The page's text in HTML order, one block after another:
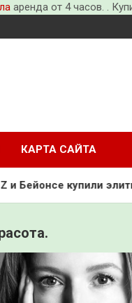
аренда от 4 часов. .
КАРТА САЙТА
элитный «дворец»